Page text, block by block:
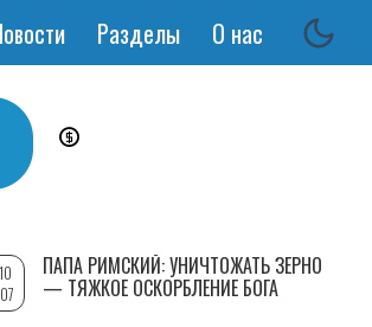
Разделы О нас
ПАПА РИМСКИЙ: УНИЧТОЖАТЬ ЗЕРНО
— ТЯЖКОЕ ОСКОРБЛЕНИЕ БОГА